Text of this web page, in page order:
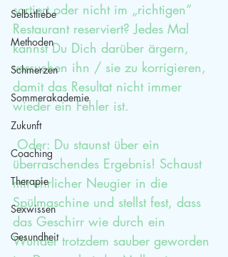
Selbstliebe
Methoden
Schmerzen
Sommerakademie
Zukunft
Coaching
Therapie
Sexwissen
Gesundheit
sortiert oder nicht im „richtigen“
Restaurant reserviert? Jedes Mal
kannst Du Dich darüber ärgern,
versuchen ihn / sie zu korrigieren,
damit das Resultat nicht immer
wieder ein Fehler ist.
überraschendes Ergebnis! Schaust
mit ehrlicher Neugier in die
Spülmaschine und stellst fest, dass
das Geschirr wie durch ein
Wunder trotzdem sauber geworden